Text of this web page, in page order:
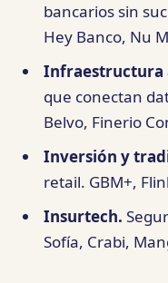
bancarios sin
Hey Banco, Nu
Infraestructura
que conectan
Belvo, Finerio
Inversión y
retail. GBM+,
Insurtech.
Sofía, Crabi,